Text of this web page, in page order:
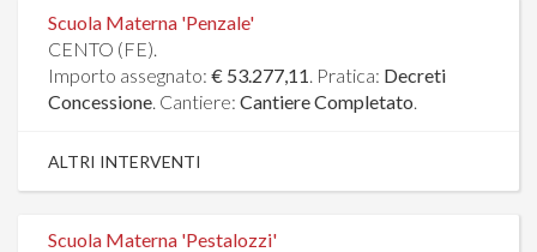
Scuola Materna 'Penzale'
CENTO (FE).
Importo assegnato: € 53.277,11. Pratica: Decreti
Concessione. Cantiere: Cantiere Completato.
ALTRI INTERVENTI
Scuola Materna 'Pestalozzi'